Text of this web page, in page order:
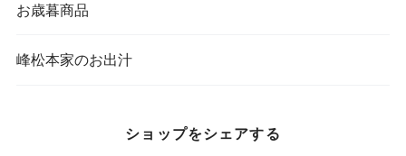
お歳暮商品
峰松本家のお出汁
ショップをシェアする